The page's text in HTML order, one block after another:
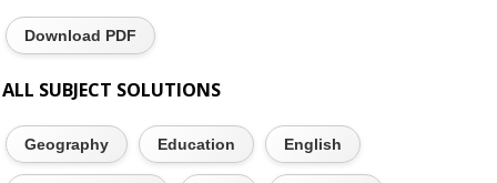
Download PDF
ALL SUBJECT SOLUTIONS
Geography Education English